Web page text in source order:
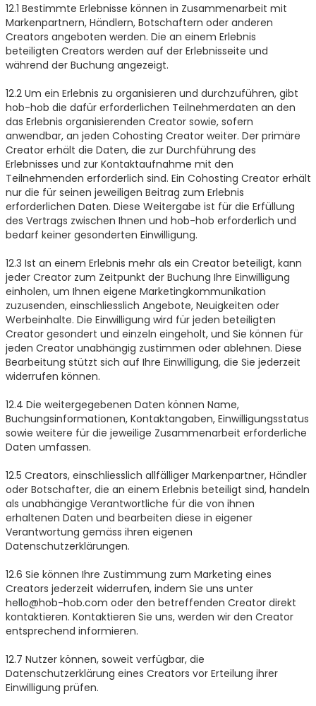
12.1 Bestimmte Erlebnisse können in Zusammenarbeit mit
Markenpartnern, Händlern, Botschaftern oder anderen
Creators angeboten werden. Die an einem Erlebnis
beteiligten Creators werden auf der Erlebnisseite und
während der Buchung angezeigt.
12.2 Um ein Erlebnis zu organisieren und durchzuführen, gibt
hob-hob die dafür erforderlichen Teilnehmerdaten an den
das Erlebnis organisierenden Creator sowie, sofern
anwendbar, an jeden Cohosting Creator weiter. Der primäre
Creator erhält die Daten, die zur Durchführung des
Erlebnisses und zur Kontaktaufnahme mit den
Teilnehmenden erforderlich sind. Ein Cohosting Creator erhält
nur die für seinen jeweiligen Beitrag zum Erlebnis
erforderlichen Daten. Diese Weitergabe ist für die Erfüllung
des Vertrags zwischen Ihnen und hob-hob erforderlich und
bedarf keiner gesonderten Einwilligung.
12.3 Ist an einem Erlebnis mehr als ein Creator beteiligt, kann
jeder Creator zum Zeitpunkt der Buchung Ihre Einwilligung
einholen, um Ihnen eigene Marketingkommunikation
zuzusenden, einschliesslich Angebote, Neuigkeiten oder
Werbeinhalte. Die Einwilligung wird für jeden beteiligten
Creator gesondert und einzeln eingeholt, und Sie können für
jeden Creator unabhängig zustimmen oder ablehnen. Diese
Bearbeitung stützt sich auf Ihre Einwilligung, die Sie jederzeit
widerrufen können.
12.4 Die weitergegebenen Daten können Name,
Buchungsinformationen, Kontaktangaben, Einwilligungsstatus
sowie weitere für die jeweilige Zusammenarbeit erforderliche
Daten umfassen.
12.5 Creators, einschliesslich allfälliger Markenpartner, Händler
oder Botschafter, die an einem Erlebnis beteiligt sind, handeln
als unabhängige Verantwortliche für die von ihnen
erhaltenen Daten und bearbeiten diese in eigener
Verantwortung gemäss ihren eigenen
Datenschutzerklärungen.
12.6 Sie können Ihre Zustimmung zum Marketing eines
Creators jederzeit widerrufen, indem Sie uns unter
hello@hob-hob.com oder den betreffenden Creator direkt
kontaktieren. Kontaktieren Sie uns, werden wir den Creator
entsprechend informieren.
12.7 Nutzer können, soweit verfügbar, die
Datenschutzerklärung eines Creators vor Erteilung ihrer
Einwilligung prüfen.